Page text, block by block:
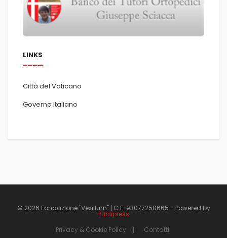
LINKS
Città del Vaticano
Governo Italiano
© 2026 Fondazione "Vexillum" | C.F. 93077250665 - Powered by
Publipress
Privacy & Cookie Policy
Contatti